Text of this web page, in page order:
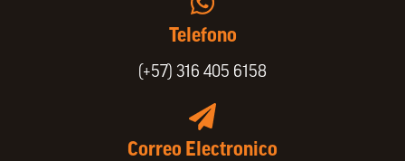
Telefono
(+57) 316 405 6158
Correo Electronico